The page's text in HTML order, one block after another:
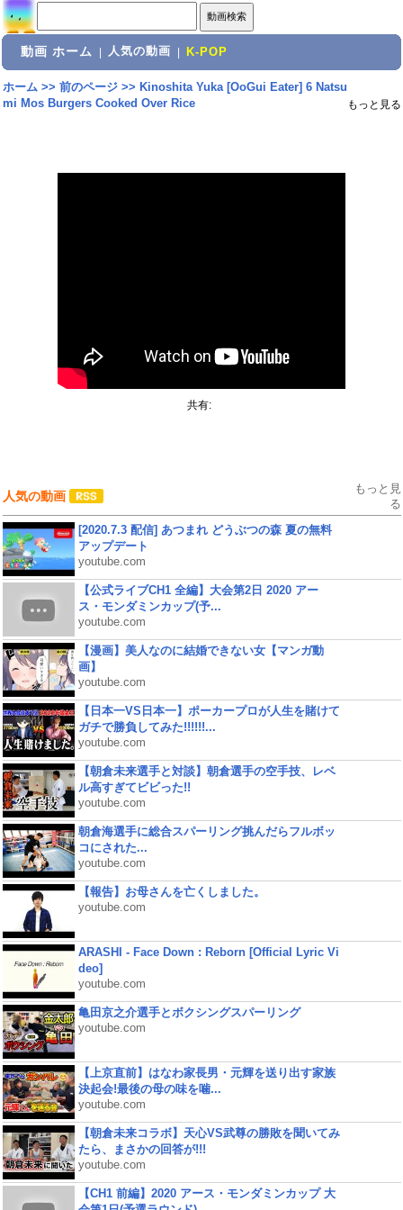
動画 ホーム 人気の動画 K-POP
ホーム>> 前のページ>> Kinoshita Yuka [OoGui Eater] 6 Natsu
mi Mos Burgers Cooked Over Rice
もっと見る
共有:
人気の動画
もっと見
る
[2020.7.3 配信] あつまれ どうぶつの森 夏の無料
アップデート
youtube.com
【公式ライブCH1 全編】大会第2日 2020 アー
ス・モンダミンカップ(予...
youtube.com
【漫画】美人なのに結婚できない女【マンガ動
画】
youtube.com
【日本一VS日本一】ポーカープロが人生を賭けて
ガチで勝負してみた!!!!!!...
youtube.com
【朝倉未来選手と対談】朝倉選手の空手技、レベ
ル高すぎてビビった!!
youtube.com
朝倉海選手に総合スパーリング挑んだらフルボッ
コにされた...
youtube.com
【報告】お母さんを亡くしました。
youtube.com
ARASHI - Face Down : Reborn [Official Lyric Vi
deo]
youtube.com
亀田京之介選手とボクシングスパーリング
youtube.com
【上京直前】はなわ家長男・元輝を送り出す家族
決起会!最後の母の味を噛...
youtube.com
【朝倉未来コラボ】天心VS武尊の勝敗を聞いてみ
たら、まさかの回答が!!!
youtube.com
【CH1 前編】2020 アース・モンダミンカップ 大